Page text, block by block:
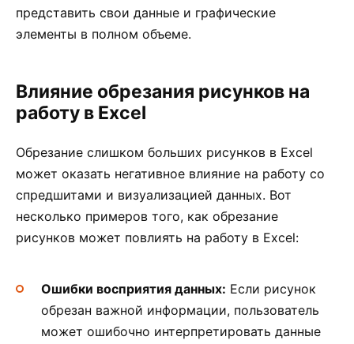
представить свои данные и графические
элементы в полном объеме.
Влияние обрезания рисунков на
работу в Excel
Обрезание слишком больших рисунков в Excel
может оказать негативное влияние на работу со
спредшитами и визуализацией данных. Вот
несколько примеров того, как обрезание
рисунков может повлиять на работу в Excel:
Ошибки восприятия данных: Если рисунок
обрезан важной информации, пользователь
может ошибочно интерпретировать данные